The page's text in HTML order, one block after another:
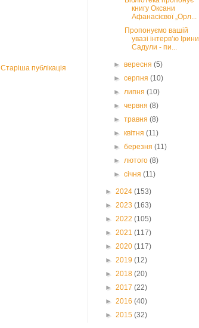
Старіша публікація
книгу Оксани
Афанасієвої „Орл...
Пропонуємо вашій
увазі інтерв’ю Ірини
Садули - пи...
►вересня(5)
►серпня(10)
►липня(10)
►червня(8)
►травня(8)
►квітня(11)
►березня(11)
►лютого(8)
►січня(11)
► 2024 (153)
► 2023 (163)
► 2022 (105)
► 2021 (117)
► 2020 (117)
► 2019 (12)
► 2018 (20)
► 2017 (22)
► 2016 (40)
► 2015 (32)